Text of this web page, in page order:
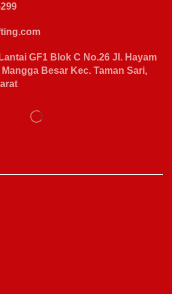
GF1 Blok C No.26 Jl. Hayam
Besar Kec. Taman Sari,